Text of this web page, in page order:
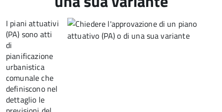
I piani attuativi
(PA) sono atti
di
pianificazione
urbanistica
comunale che
definiscono nel
dettaglio le